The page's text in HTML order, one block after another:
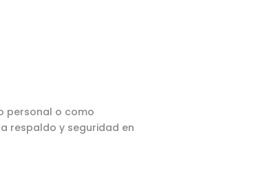
personal o como
respaldo y seguridad en